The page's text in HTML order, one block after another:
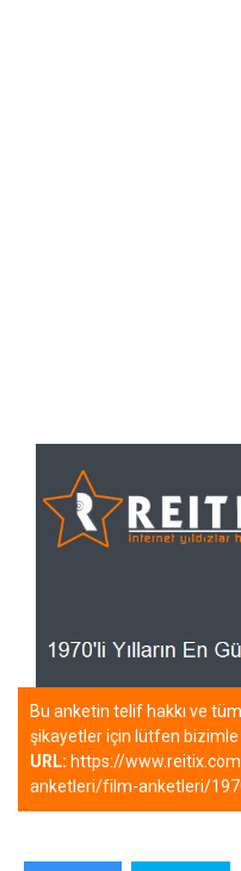
Bu anketin telif hakkı ve
şikayetler için lütfen bizimle
URL: https://
anketleri/film-anketleri/